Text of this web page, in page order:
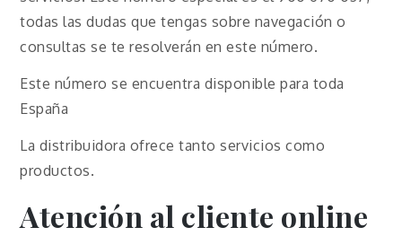
todas las dudas que tengas sobre navegación o
consultas se te resolverán en este número.
Este número se encuentra disponible para toda
España
La distribuidora ofrece tanto servicios como
productos.
Atención al cliente online